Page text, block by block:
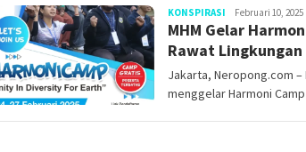
Rawat Lingkungan
Jakarta, Neropong.com –
menggelar Harmoni